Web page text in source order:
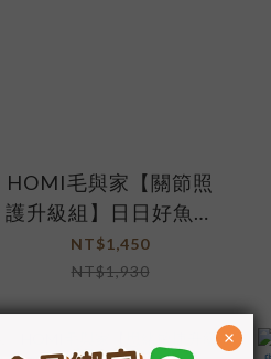
HOMI毛與家【關節照
護升級組】日日好魚油
+好關膝
NT$1,450
NT$1,930